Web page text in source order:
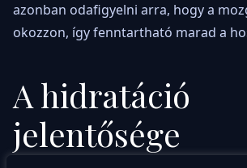
azonban odafigyelni arra, hogy a
okozzon, így fenntartható marad a
A hidratáció
jelentősége